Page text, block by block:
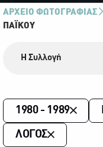
ΑΡΧΕΙΟ ΦΩΤΟΓΡΑΦΙΑΣ
ΠΑΪ́ΚΟΥ
Η Συλλογή
1980 - 1989
ΛΟΓΟΣ